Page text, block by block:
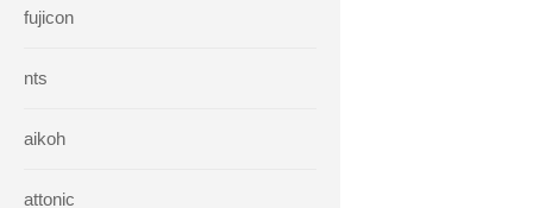
fujicon
nts
aikoh
attonic